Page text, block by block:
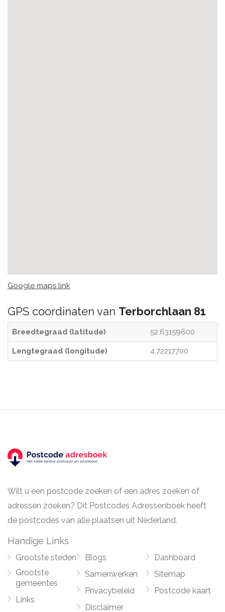
Google maps link
GPS coordinaten van Terborchlaan 81
Breedtegraad (latitude) 52.63159600
Lengtegraad (longitude) 4.72217700
Wilt u een postcode zoeken of een adres zoeken of
adressen zoeken? Dit Postcodes Adressenboek heeft
de postcodes van alle plaatsen uit Nederland.
Handige Links
Grootste steden
Grootste
gemeentes
Links
Blogs
Samenwerken
Privacybeleid
Disclaimer
Dashboard
Sitemap
Postcode kaart